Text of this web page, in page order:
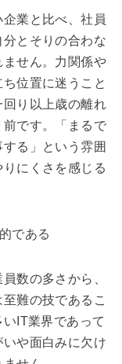
業と比べ、社員
とそりの合わな
せん。力関係や
位置に迷うこと
回り以上歳の離れ
です。「まるで
る」という雰囲
にくさを感じる
である
数の多さから、
難の技であるこ
IT業界であって
や面白みに欠け